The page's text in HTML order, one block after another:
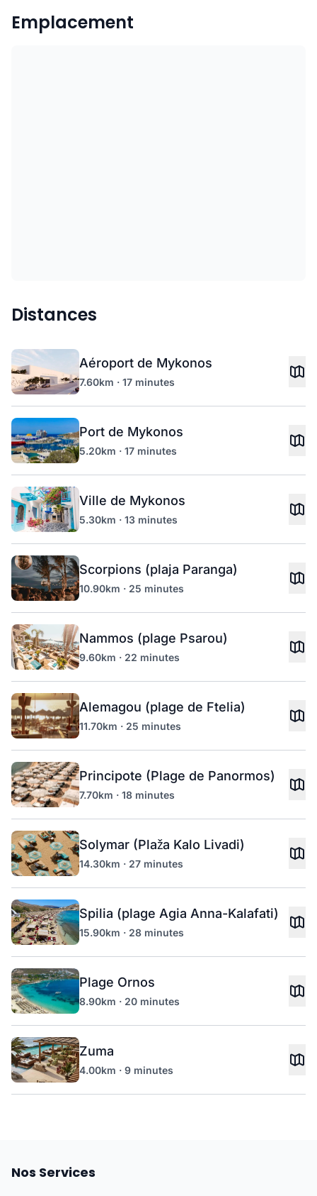
Emplacement
Distances
Aéroport de Mykonos
7.60km · 17 minutes
Port de Mykonos
5.20km · 17 minutes
Ville de Mykonos
5.30km · 13 minutes
Scorpions (plaja Paranga)
10.90km · 25 minutes
Nammos (plage Psarou)
9.60km · 22 minutes
Alemagou (plage de Ftelia)
11.70km · 25 minutes
Principote (Plage de Panormos)
7.70km · 18 minutes
Solymar (Plaža Kalo Livadi)
14.30km · 27 minutes
Spilia (plage Agia Anna-Kalafati)
15.90km · 28 minutes
Plage Ornos
8.90km · 20 minutes
Zuma
4.00km · 9 minutes
Nos Services